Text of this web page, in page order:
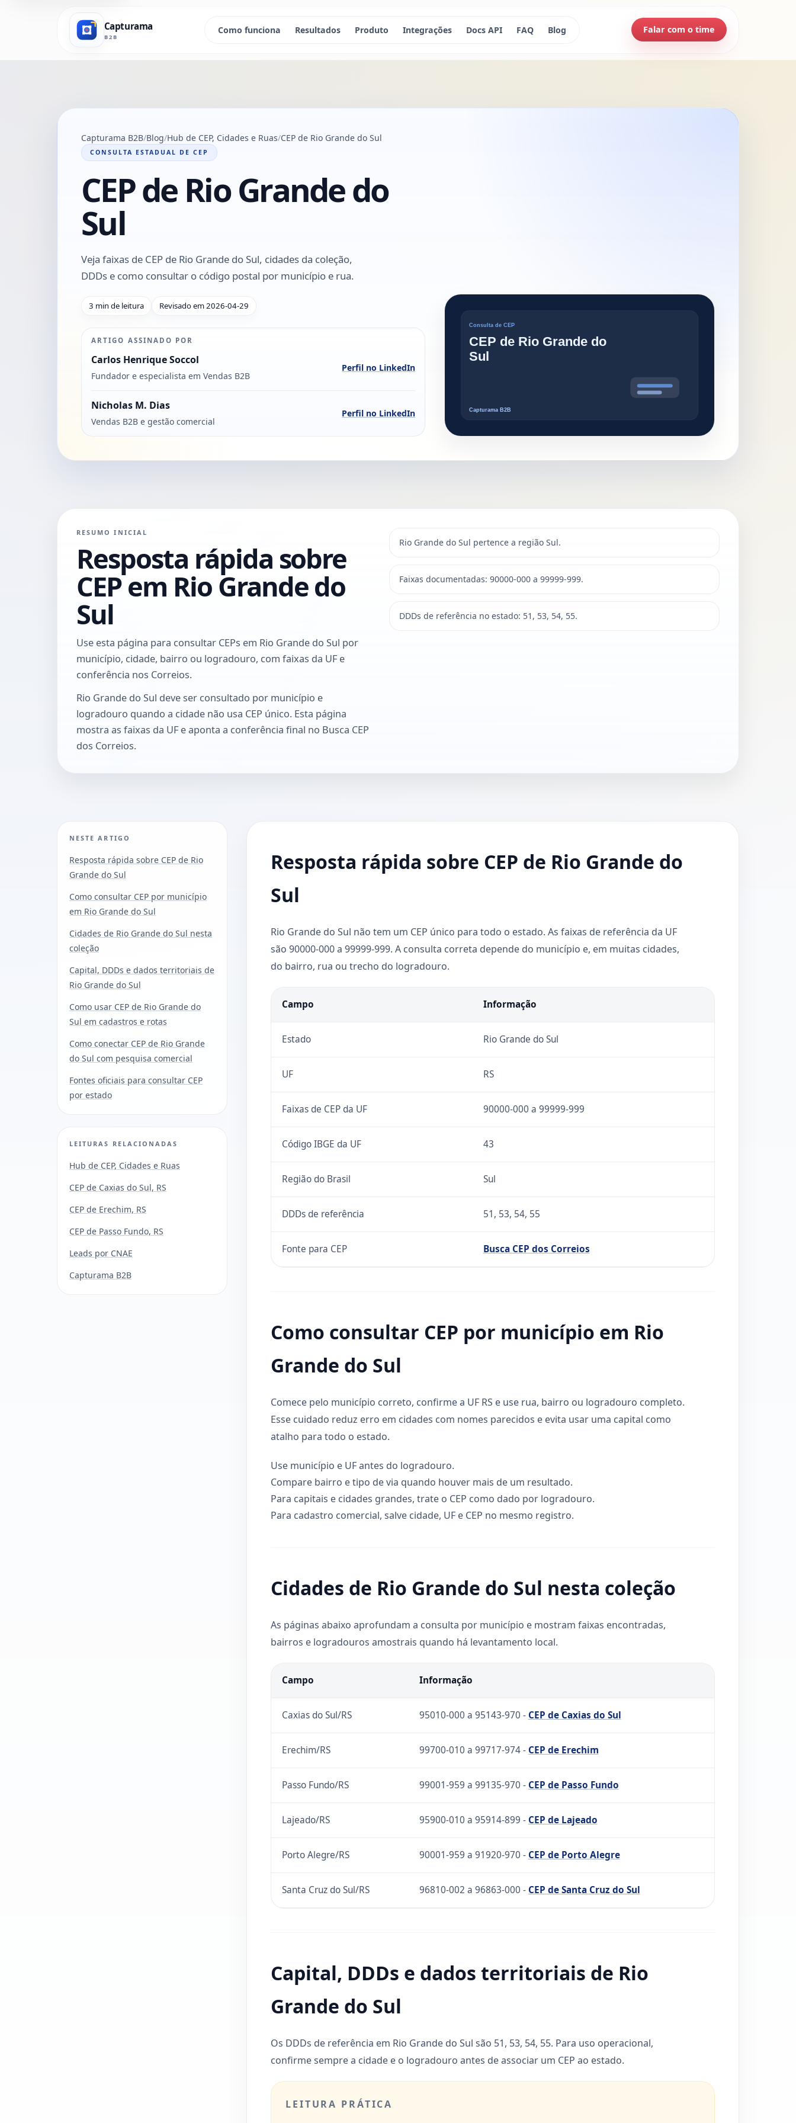
Capturama
B2B
Como funciona Resultados Produto Integrações Docs API FAQ Blog Falar com o time
Capturama B2B Blog Hub de CEP, Cidades e Ruas CEP de Rio Grande do Sul
CONSULTA ESTADUAL DE CEP
CEP de Rio Grande do
Sul
Veja faixas de CEP de Rio Grande do Sul, cidades da coleção,
DDDs e como consultar o código postal por município e rua.
3 min de leitura Revisado em 2026-04-29
ARTIGO ASSINADO POR
Carlos Henrique Soccol
Fundador e especialista em Vendas B2B
Perfil no LinkedIn
Nicholas M. Dias
Vendas B2B e gestão comercial
Perfil no LinkedIn
RESUMO INICIAL
Resposta rápida sobre
CEP em Rio Grande do
Sul
Use esta página para consultar CEPs em Rio Grande do Sul por
município, cidade, bairro ou logradouro, com faixas da UF e
conferência nos Correios.
Rio Grande do Sul deve ser consultado por município e
logradouro quando a cidade não usa CEP único. Esta página
mostra as faixas da UF e aponta a conferência final no Busca CEP
dos Correios.
Rio Grande do Sul pertence a região Sul.
Faixas documentadas: 90000-000 a 99999-999.
DDDs de referência no estado: 51, 53, 54, 55.
NESTE ARTIGO
Resposta rápida sobre CEP de Rio
Grande do Sul
Como consultar CEP por município
em Rio Grande do Sul
Cidades de Rio Grande do Sul nesta
coleção
Capital, DDDs e dados territoriais de
Rio Grande do Sul
Como usar CEP de Rio Grande do
Sul em cadastros e rotas
Como conectar CEP de Rio Grande
do Sul com pesquisa comercial
Fontes oficiais para consultar CEP
por estado
LEITURAS RELACIONADAS
Hub de CEP, Cidades e Ruas
CEP de Caxias do Sul, RS
CEP de Erechim, RS
CEP de Passo Fundo, RS
Leads por CNAE
Capturama B2B
Resposta rápida sobre CEP de Rio Grande do
Sul
Rio Grande do Sul não tem um CEP único para todo o estado. As faixas de referência da UF
são 90000-000 a 99999-999. A consulta correta depende do município e, em muitas cidades,
do bairro, rua ou trecho do logradouro.
Campo Informação
Estado Rio Grande do Sul
UF RS
Faixas de CEP da UF 90000-000 a 99999-999
Código IBGE da UF 43
Região do Brasil Sul
DDDs de referência 51, 53, 54, 55
Fonte para CEP Busca CEP dos Correios
Como consultar CEP por município em Rio
Grande do Sul
Comece pelo município correto, confirme a UF RS e use rua, bairro ou logradouro completo.
Esse cuidado reduz erro em cidades com nomes parecidos e evita usar uma capital como
atalho para todo o estado.
Use município e UF antes do logradouro.
Compare bairro e tipo de via quando houver mais de um resultado.
Para capitais e cidades grandes, trate o CEP como dado por logradouro.
Para cadastro comercial, salve cidade, UF e CEP no mesmo registro.
Cidades de Rio Grande do Sul nesta coleção
As páginas abaixo aprofundam a consulta por município e mostram faixas encontradas,
bairros e logradouros amostrais quando há levantamento local.
Campo Informação
Caxias do Sul/RS 95010-000 a 95143-970 - CEP de Caxias do Sul
Erechim/RS 99700-010 a 99717-974 - CEP de Erechim
Passo Fundo/RS 99001-959 a 99135-970 - CEP de Passo Fundo
Lajeado/RS 95900-010 a 95914-899 - CEP de Lajeado
Porto Alegre/RS 90001-959 a 91920-970 - CEP de Porto Alegre
Santa Cruz do Sul/RS 96810-002 a 96863-000 - CEP de Santa Cruz do Sul
Capital, DDDs e dados territoriais de Rio
Grande do Sul
Os DDDs de referência em Rio Grande do Sul são 51, 53, 54, 55. Para uso operacional,
confirme sempre a cidade e o logradouro antes de associar um CEP ao estado.
LEITURA PRÁTICA